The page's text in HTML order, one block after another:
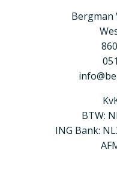
Bergman
BTW:
ING Bank: